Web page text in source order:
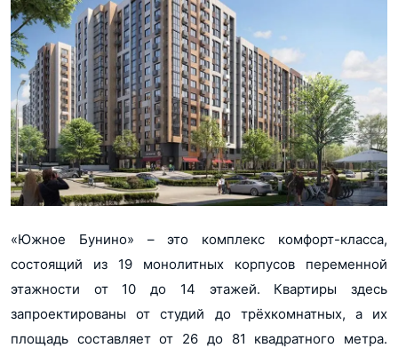
«Южное Бунино» – это комплекс комфорт-класса,
состоящий из 19 монолитных корпусов переменной
этажности от 10 до 14 этажей. Квартиры здесь
запроектированы от студий до трёхкомнатных, а их
площадь составляет от 26 до 81 квадратного метра.